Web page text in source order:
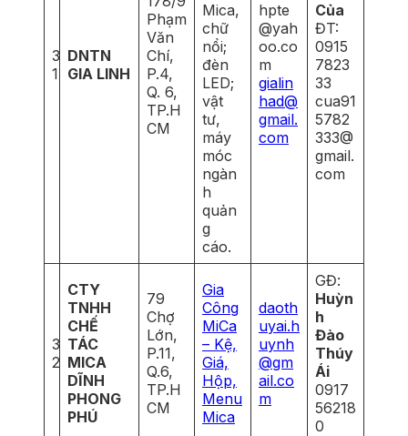
3
1
DNTN
GIA LINH
Phạm
Văn
Chí,
P.4,
Q. 6,
TP.H
CM
Mica,
chữ
nổi;
đèn
LED;
vật
tư,
máy
móc
ngàn
h
quản
g
cáo.
hpte
@yah
oo.co
m
gialin
had@
gmail.
com
Của
ĐT:
0915
7823
33
cua91
5782
333@
gmail.
com
3
2
CTY
TNHH
CHẾ
TÁC
MICA
DĨNH
PHONG
PHÚ
79
Chợ
Lớn,
P.11,
Q.6,
TP.H
CM
Gia
Công
MiCa
– Kệ,
Giá,
Hộp,
Menu
Mica
daoth
uyai.h
uynh
@gm
ail.co
m
GĐ:
Huỳn
h
Đào
Thúy
Ái
0917
56218
0